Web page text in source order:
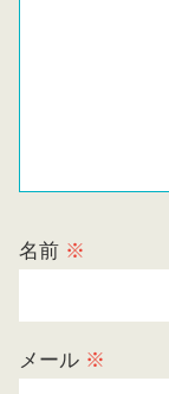
名前 ※
メール ※